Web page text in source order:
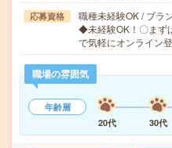
応募資格
職種未経験OK / ブラ
◆未経験OK！〇まず
で気軽にオンライン
職場の雰囲気
年齢層
20代
30代